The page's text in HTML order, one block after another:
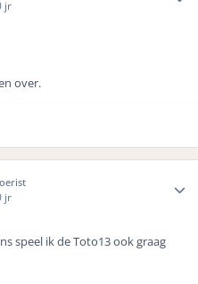
jr
over.
jr
speel ik de Toto13 ook graag